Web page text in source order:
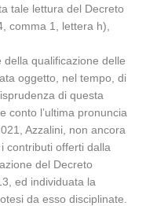
tale lettura del Decreto
comma 1, lettera h),
qualificazione delle
oggetto, nel tempo, di
di questa
conto l’ultima pronuncia
Azzalini, non ancora
contributi offerti dalla
del Decreto
ed individuata la
da esso disciplinate.